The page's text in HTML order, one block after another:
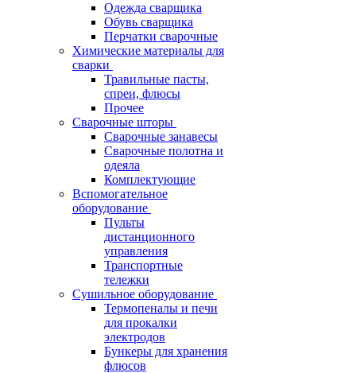
Одежда сварщика
Обувь сварщика
Перчатки сварочные
Химические материалы для
сварки
Травильные пасты,
спреи, флюсы
Прочее
Сварочные шторы
Сварочные занавесы
Сварочные полотна и
одеяла
Комплектующие
Вспомогательное
оборудование
Пульты
дистанционного
управления
Транспортные
тележки
Сушильное оборудование
Термопеналы и печи
для прокалки
электродов
Бункеры для хранения
флюсов